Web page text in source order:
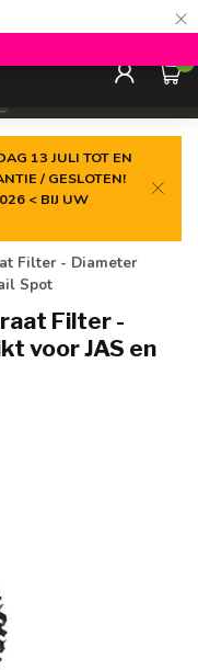
×
0
13 JULI TOT EN
/ GESLOTEN!
< BIJ UW
Filter - Diameter
Spot
Filter -
voor JAS en